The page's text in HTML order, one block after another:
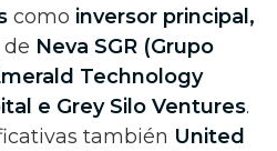
como inversor principal,
Neva SGR (Grupo
Technology
e Grey Silo Ventures.
también United